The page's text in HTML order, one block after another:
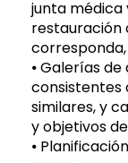
junta médica
restauración
corresponda,
⦁ Galerías
consistentes
similares, y
y objetivos
⦁